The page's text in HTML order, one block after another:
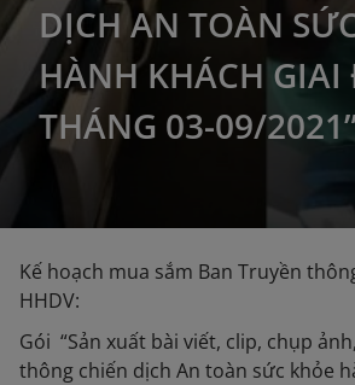
DỊCH AN TOÀN
HÀNH KHÁCH
THÁNG 03-09/
Kế hoạch mua sắm Ban Truyền
HHDV:
Gói “Sản xuất bài viết, clip, chụp
thông chiến dịch An toàn sức khỏe